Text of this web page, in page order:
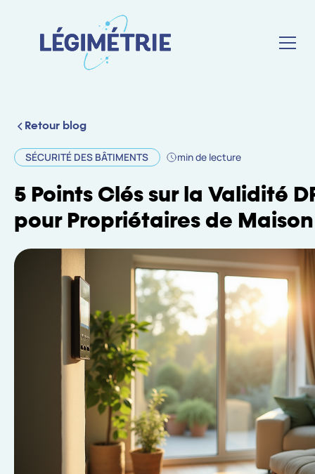
Retour blog
SÉCURITÉ DES BÂTIMENTS min de lecture
5 Points Clés sur la Validité
pour Propriétaires de Maison